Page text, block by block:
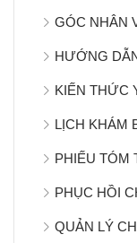
GÓC NHÂN
HƯỚNG
KIẾN THỨC
LỊCH KHÁM
PHIẾU TÓM
PHỤC HỒI
QUẢN LÝ